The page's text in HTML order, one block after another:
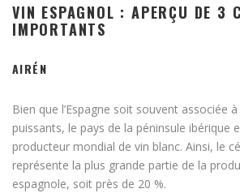
VIN ESPAGNOL : APERÇU DE 3
IMPORTANTS
AIRÉN
Bien que l’Espagne soit souvent associée
puissants, le pays de la péninsule ibérique
producteur mondial de vin blanc. Ainsi, le
représente la plus grande partie de la
espagnole, soit près de 20 %.